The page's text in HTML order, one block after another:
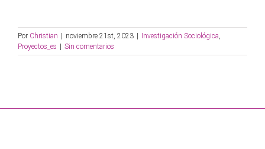
Por Christian noviembre 21st, 2023 Investigación Sociológica,
Proyectos_es
Sin comentarios